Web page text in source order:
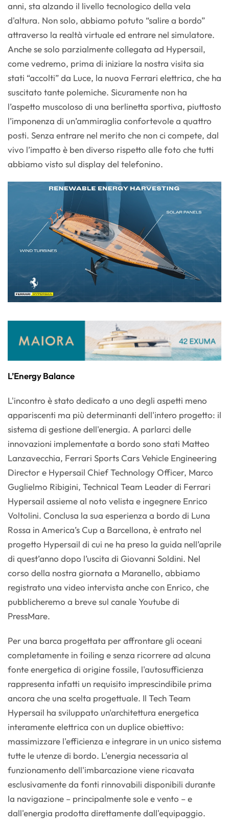
anni, sta alzando il livello tecnologico della vela
d'altura. Non solo, abbiamo potuto “salire a bordo”
attraverso la realtà virtuale ed entrare nel simulatore.
Anche se solo parzialmente collegata ad Hypersail,
come vedremo, prima di iniziare la nostra visita sia
stati “accolti” da Luce, la nuova Ferrari elettrica, che ha
suscitato tante polemiche. Sicuramente non ha
l’aspetto muscoloso di una berlinetta sportiva, piuttosto
l’imponenza di un’ammiraglia confortevole a quattro
posti. Senza entrare nel merito che non ci compete, dal
vivo l’impatto è ben diverso rispetto alle foto che tutti
abbiamo visto sul display del telefonino.
L’Energy Balance
L'incontro è stato dedicato a uno degli aspetti meno
appariscenti ma più determinanti dell'intero progetto: il
sistema di gestione dell'energia. A parlarci delle
innovazioni implementate a bordo sono stati Matteo
Lanzavecchia, Ferrari Sports Cars Vehicle Engineering
Director e Hypersail Chief Technology Officer, Marco
Guglielmo Ribigini, Technical Team Leader di Ferrari
Hypersail assieme al noto velista e ingegnere Enrico
Voltolini. Conclusa la sua esperienza a bordo di Luna
Rossa in America’s Cup a Barcellona, è entrato nel
progetto Hypersail di cui ne ha preso la guida nell’aprile
di quest’anno dopo l’uscita di Giovanni Soldini. Nel
corso della nostra giornata a Maranello, abbiamo
registrato una video intervista anche con Enrico, che
pubblicheremo a breve sul canale Youtube di
PressMare.
Per una barca progettata per affrontare gli oceani
completamente in foiling e senza ricorrere ad alcuna
fonte energetica di origine fossile, l'autosufficienza
rappresenta infatti un requisito imprescindibile prima
ancora che una scelta progettuale. Il Tech Team
Hypersail ha sviluppato un'architettura energetica
interamente elettrica con un duplice obiettivo:
massimizzare l'efficienza e integrare in un unico sistema
tutte le utenze di bordo. L'energia necessaria al
funzionamento dell'imbarcazione viene ricavata
esclusivamente da fonti rinnovabili disponibili durante
la navigazione – principalmente sole e vento – e
dall'energia prodotta direttamente dall'equipaggio.